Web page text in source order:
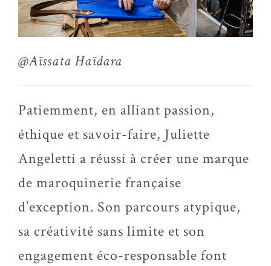
@Aïssata Haïdara
Patiemment, en alliant passion,
éthique et savoir-faire, Juliette
Angeletti a réussi à créer une marque
de maroquinerie française
d’exception. Son parcours atypique,
sa créativité sans limite et son
engagement éco-responsable font